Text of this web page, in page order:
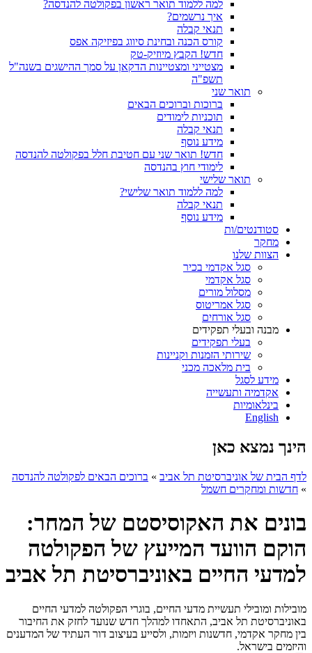
למה ללמוד תואר ראשון בפקולטה להנדסה?
איך נרשמים?
תנאי קבלה
קורס הכנה ובחינת סיווג בפיזיקה אפס
חדש! הקבץ מיוזיק-טק
מצטייני ומצטיינות הדקאן על סמך ההישגים בשנה"ל
תשפ"ה
תואר שני
ברוכות וברוכים הבאים
תוכניות לימודים
תנאי קבלה
מידע נוסף
חדש! תואר שני עם חטיבת חלל בפקולטה להנדסה
לימודי חוץ בהנדסה
תואר שלישי
למה ללמוד תואר שלישי?
תנאי קבלה
מידע נוסף
סטודנטים/ות
מחקר
הצוות שלנו
סגל אקדמי בכיר
סגל אקדמי
מסלול מורים
סגל אמריטוס
סגל אורחים
מבנה ובעלי תפקידים
בעלי תפקידים
שירותי הזמנות וקניינות
בית מלאכה מכני
מידע לסגל
אקדמיה ותעשייה
בינלאומיות
English
הינך נמצא כאן
לדף הבית של אוניברסיטת תל אביב » ברוכים הבאים לפקולטה להנדסה
» חדשות ומחקרים חשמל
בונים את האקוסיסטם של המחר:
הוקם הוועד המייעץ של הפקולטה
למדעי החיים באוניברסיטת תל אביב
מובילות ומובילי תעשיית מדעי החיים, בוגרי הפקולטה למדעי החיים
באוניברסיטת תל אביב, התאחדו למהלך חדש שנועד לחזק את החיבור
בין מחקר אקדמי, חדשנות ויזמות, ולסייע בעיצוב דור העתיד של המדענים
והיזמים בישראל.